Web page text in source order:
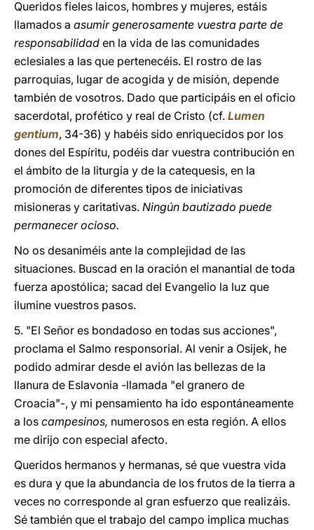
Queridos fieles laicos, hombres y mujeres, estáis
llamados a asumir generosamente vuestra parte de
responsabilidad en la vida de las comunidades
eclesiales a las que pertenecéis. El rostro de las
parroquias, lugar de acogida y de misión, depende
también de vosotros. Dado que participáis en el oficio
sacerdotal, profético y real de Cristo (cf. Lumen
gentium, 34-36) y habéis sido enriquecidos por los
dones del Espíritu, podéis dar vuestra contribución en
el ámbito de la liturgia y de la catequesis, en la
promoción de diferentes tipos de iniciativas
misioneras y caritativas. Ningún bautizado puede
permanecer ocioso.
No os desaniméis ante la complejidad de las
situaciones. Buscad en la oración el manantial de toda
fuerza apostólica; sacad del Evangelio la luz que
ilumine vuestros pasos.
5. "El Señor es bondadoso en todas sus acciones",
proclama el Salmo responsorial. Al venir a Osijek, he
podido admirar desde el avión las bellezas de la
llanura de Eslavonia -llamada "el granero de
Croacia"-, y mi pensamiento ha ido espontáneamente
a los campesinos, numerosos en esta región. A ellos
me dirijo con especial afecto.
Queridos hermanos y hermanas, sé que vuestra vida
es dura y que la abundancia de los frutos de la tierra a
veces no corresponde al gran esfuerzo que realizáis.
Sé también que el trabajo del campo implica muchas